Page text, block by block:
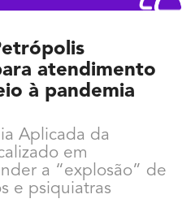
atendimento
à pandemia
Aplicada da
em
a “explosão” de
e psiquiatras